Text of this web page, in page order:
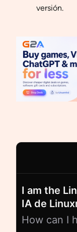
versión.
I am the
IA de
How can I